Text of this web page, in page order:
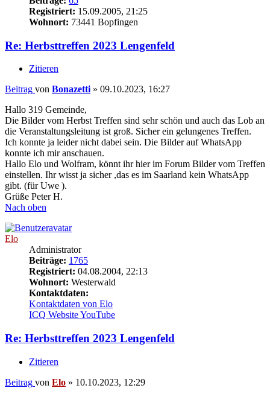
Registriert: 15.09.2005, 21:25
Wohnort: 73441 Bopfingen
Re: Herbsttreffen 2023 Lengenfeld
Zitieren
Beitrag von Bonazetti» 09.10.2023, 16:27
Hallo 319 Gemeinde,
Die Bilder vom Herbst Treffen sind sehr schön und auch das Lob an
die Veranstaltungsleitung ist groß. Sicher ein gelungenes Treffen.
Ich konnte ja leider nicht dabei sein. Die Bilder auf WhatsApp
konnte ich mir anschauen.
Hallo Elo und Wolfram, könnt ihr hier im Forum Bilder vom Treffen
einstellen. Ihr wisst ja sicher ,das es im Saarland kein WhatsApp
gibt. (für Uwe ).
Grüße Peter H.
Nach oben
Elo
Administrator
Beiträge: 1765
Registriert: 04.08.2004, 22:13
Wohnort: Westerwald
Kontaktdaten:
Kontaktdaten von Elo
ICQ WebsiteYouTube
Re: Herbsttreffen 2023 Lengenfeld
Zitieren
Beitrag von Elo » 10.10.2023, 12:29